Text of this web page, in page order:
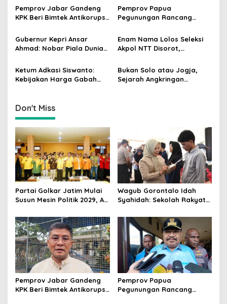
g
a
t
i
o
n
Perempuan
Mampu Jadi Generasi
Hebat
Pemprov Jabar Gandeng
KPK Beri Bimtek Antikorupsi
Pasangan
Pemprov Papua
Pegunungan Rancang
Suku demi Ciptakan
Perdamaian
Gubernur Kepri Ansar
Ahmad: Nobar Piala Dunia
tapi Dorong Ekonomi
Masyarakat
Enam Nama Lolos Seleksi
Akpol NTT Disorot,
Periksa Faktanya Dulu
Ketum Adkasi Siswanto:
Kebijakan Harga Gabah
Petani
Bukan Solo atau Jogja,
Sejarah Angkringan
Don't Miss
Partai Golkar Jatim Mulai
Susun Mesin Politik 2029, Ali
Perempuan
Wagub Gorontalo Idah
Syahidah: Sekolah Rakyat
Mampu Jadi Generasi
Hebat
Pemprov Jabar Gandeng
KPK Beri Bimtek Antikorupsi
Pemprov Papua
Pegunungan Rancang